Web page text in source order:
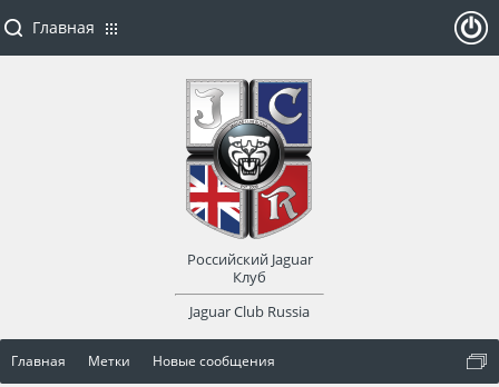
Главная Метки Новые сообщения
Главная
Российский Jaguar
Клуб
Jaguar Club Russia
оват